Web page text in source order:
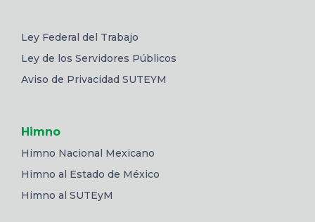
Ley Federal del Trabajo
Ley de los Servidores Públicos
Aviso de Privacidad SUTEYM
Himno
Himno Nacional Mexicano
Himno al Estado de México
Himno al SUTEyM